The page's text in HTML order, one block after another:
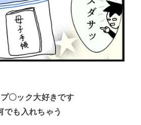
〇ック大好きです
でも入れちゃう